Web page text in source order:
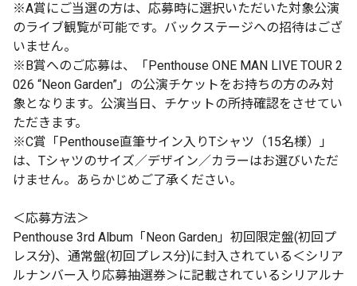
※A賞にご当選の方は、応募時に選択いただいた対象公演
のライブ観覧が可能です。バックステージへの招待はござ
いません。
※B賞へのご応募は、「Penthouse ONE MAN LIVE TOUR 2
026 “Neon Garden”」の公演チケットをお持ちの方のみ対
象となります。公演当日、チケットの所持確認をさせてい
ただきます。
※C賞「Penthouse直筆サイン入りTシャツ（15名様）」
は、Tシャツのサイズ／デザイン／カラーはお選びいただ
けません。あらかじめご了承ください。
＜応募方法＞
Penthouse 3rd Album「Neon Garden」初回限定盤(初回プ
レス分)、通常盤(初回プレス分)に封入されている＜シリア
ルナンバー入り応募抽選券＞に記載されているシリアルナ